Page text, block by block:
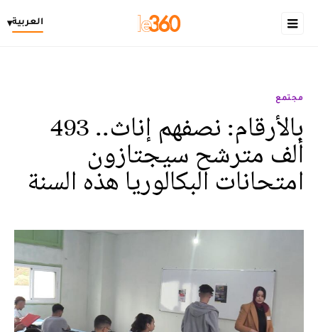
العربية▾
مجتمع
بالأرقام: نصفهم إناث.. 493
ألف مترشح سيجتازون
امتحانات البكالوريا هذه السنة